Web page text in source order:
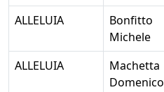
ALLELUIA
Bonfitto
Michele
ALLELUIA
Machetta
Domenico